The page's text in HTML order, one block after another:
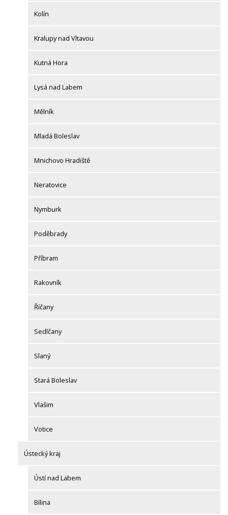
Kolín
Kralupy nad Vltavou
Kutná Hora
Lysá nad Labem
Mělník
Mladá Boleslav
Mnichovo Hradiště
Neratovice
Nymburk
Poděbrady
Příbram
Rakovník
Říčany
Sedlčany
Slaný
Stará Boleslav
Vlašim
Votice
Ústecký kraj
Ústí nad Labem
Bílina